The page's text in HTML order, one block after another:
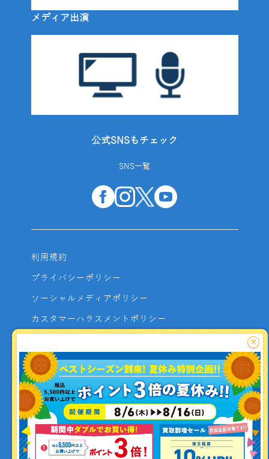
釣り情報を
投稿する
メディア出演
公式SNSもチェック
SNS一覧
利用規約
プライバシーポリシー
ソーシャルメディアポリシー
カスタマーハラスメントポリシー
よくあるご質問
お問い合わせ
利用者資金の保全方法
×